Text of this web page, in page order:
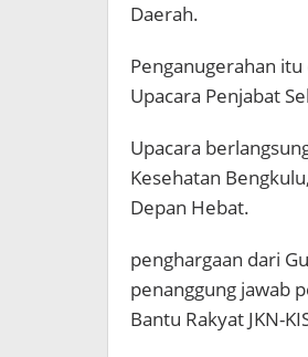
Daerah.
Penganugerahan
Upacara Penjabat
Upacara
Kesehatan
Depan Hebat.
penghargaan dari
penanggung jawab
Bantu Rakyat JKN-